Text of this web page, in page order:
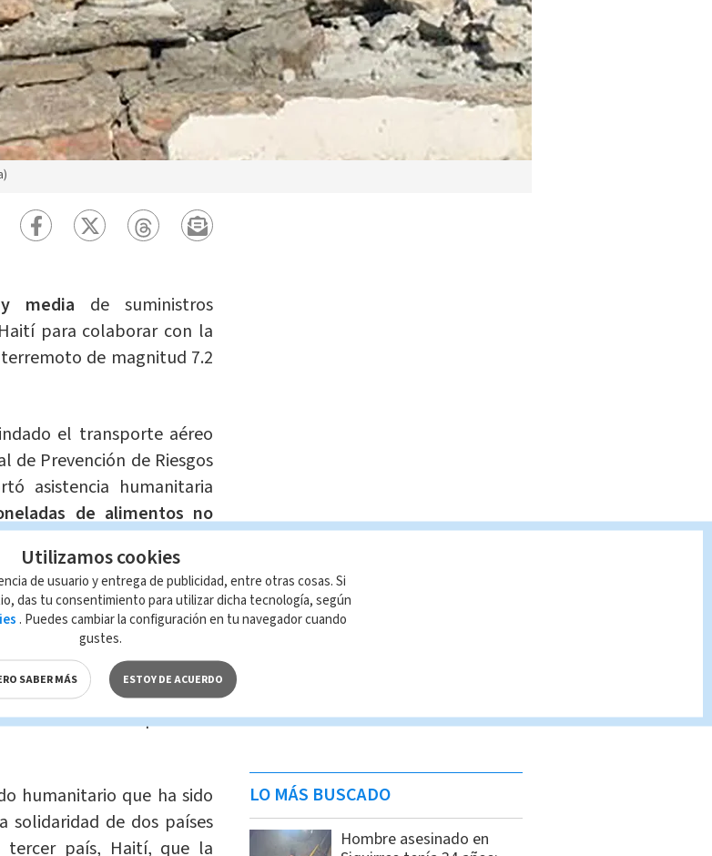
media de suministros
para colaborar con la
de magnitud 7.2
el transporte aéreo
de Prevención de Riesgos
asistencia humanitaria
de alimentos no
este miércoles
mostró su satisfacción al
de crisis por este
humanitario que ha sido
de dos países
tercer país, Haití, que la
LO MÁS BUSCADO
Hombre asesinado en
Utilizamos cookies
de usuario y entrega de publicidad, entre otras cosas. Si
das tu consentimiento para utilizar dicha tecnología, según
. Puedes cambiar la configuración en tu navegador cuando
gustes.
SABER MÁS ESTOY DE ACUERDO